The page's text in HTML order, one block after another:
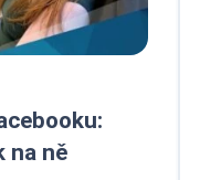
na ně